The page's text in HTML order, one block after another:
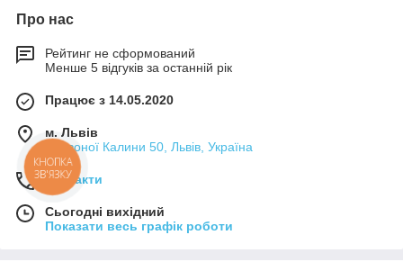
покриттям, по довжині можна підібрати будь який розмір в
межах одного рулону. Також ковролін можна купити оптом у
вигляді рулону ціна в такому разі зменшиться і буде
рахуватись як оптова.
Побутовий - для дому.
Комерційний - для офісів, готелів, ресторанів
тощо.
Виставковий
Автомобільний
Про нас
Рейтинг не сформований
Менше 5 відгуків за останній рік
Працює з 14.05.2020
м. Львів
Червоної Калини 50, Львів, Україна
Контакти
Сьогодні вихідний
Показати весь графік роботи
КНОПКА
ЗВ'ЯЗКУ